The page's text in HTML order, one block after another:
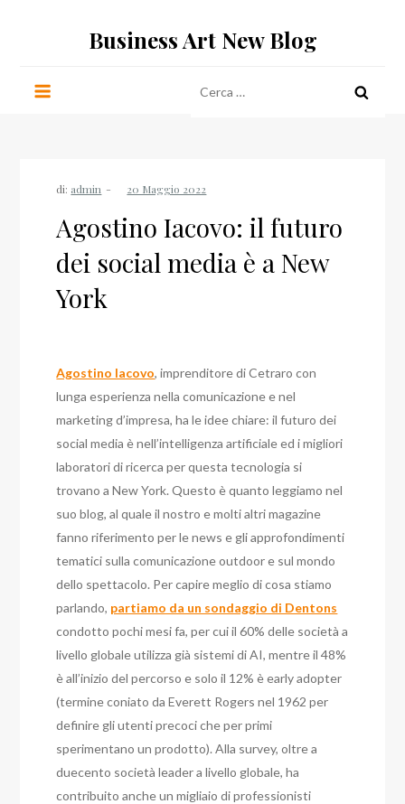
Business Art New Blog
per:
di: admin
Agostino Iacovo: il futuro
dei social media è a New
York
Agostino Iacovo, imprenditore di Cetraro con
lunga esperienza nella comunicazione e nel
marketing d’impresa, ha le idee chiare: il futuro dei
social media è nell’intelligenza artificiale ed i migliori
laboratori di ricerca per questa tecnologia si
trovano a New York. Questo è quanto leggiamo nel
suo blog, al quale il nostro e molti altri magazine
fanno riferimento per le news e gli approfondimenti
tematici sulla comunicazione outdoor e sul mondo
dello spettacolo. Per capire meglio di cosa stiamo
parlando, partiamo da un sondaggio di Dentons
condotto pochi mesi fa, per cui il 60% delle società a
livello globale utilizza già sistemi di AI, mentre il 48%
è all’inizio del percorso e solo il 12% è early adopter
(termine coniato da Everett Rogers nel 1962 per
definire gli utenti precoci che per primi
sperimentano un prodotto). Alla survey, oltre a
duecento società leader a livello globale, ha
contribuito anche un migliaio di professionisti